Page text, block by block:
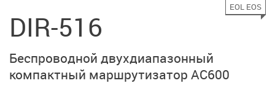
DIR-516
EOL EOS
Беспроводной двухдиапазонный
компактный маршрутизатор AC600